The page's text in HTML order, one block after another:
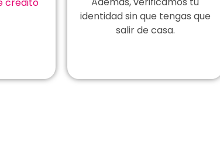
identidad sin que tengas que
salir de casa.